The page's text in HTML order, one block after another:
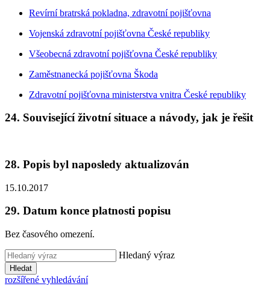
Revírní bratrská pokladna, zdravotní pojišťovna
Vojenská zdravotní pojišťovna České republiky
Všeobecná zdravotní pojišťovna České republiky
Zaměstnanecká pojišťovna Škoda
Zdravotní pojišťovna ministerstva vnitra České republiky
24. Související životní situace a návody, jak je řešit
28. Popis byl naposledy aktualizován
15.10.2017
29. Datum konce platnosti popisu
Bez časového omezení.
Hledaný výraz
Hledat
rozšířené vyhledávání